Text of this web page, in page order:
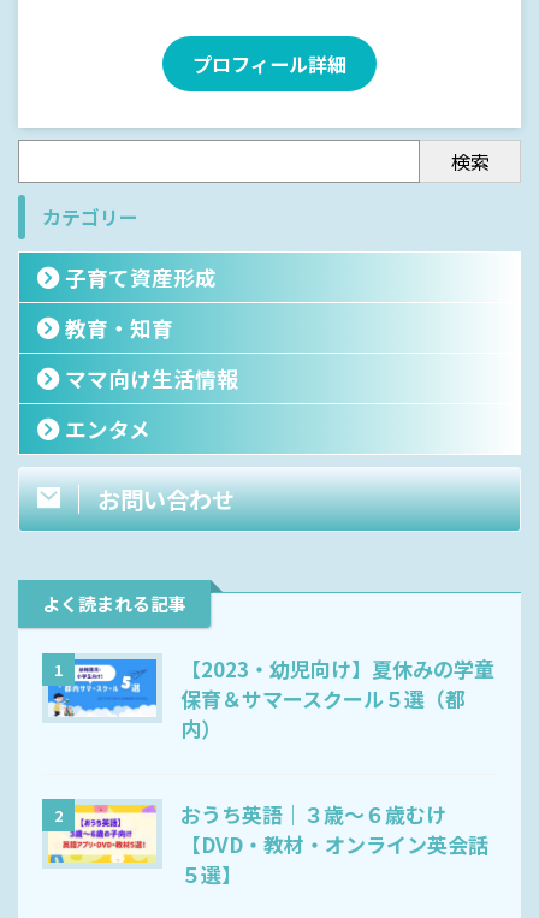
プロフィール詳細
検索
カテゴリー
子育て資産形成
教育・知育
ママ向け生活情報
エンタメ
お問い合わせ
よく読まれる記事
1
【2023・幼児向け】夏休みの学童
保育＆サマースクール５選（都
内）
2
おうち英語｜３歳～６歳むけ
【DVD・教材・オンライン英会話
５選】